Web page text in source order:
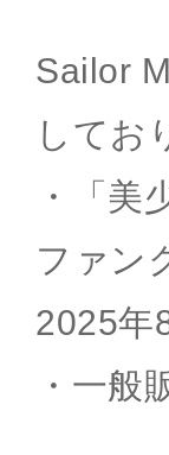
Sailor
してお
・「美
ファン
2025年
・一般